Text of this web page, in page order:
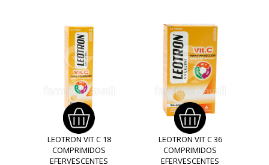
LEOTRON VIT C 18
COMPRIMIDOS
EFERVESCENTES
LEOTRON VIT C 36
COMPRIMIDOS
EFERVESCENTES